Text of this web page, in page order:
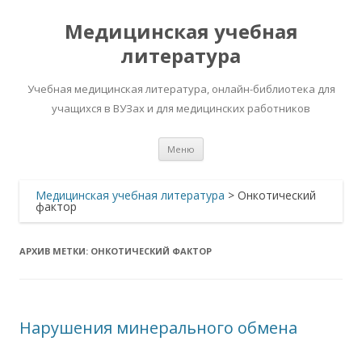
Медицинская учебная
литература
Учебная медицинская литература, онлайн-библиотека для
учащихся в ВУЗах и для медицинских работников
Меню
Медицинская учебная литература > Онкотический
фактор
АРХИВ МЕТКИ: ОНКОТИЧЕСКИЙ ФАКТОР
Нарушения минерального обмена